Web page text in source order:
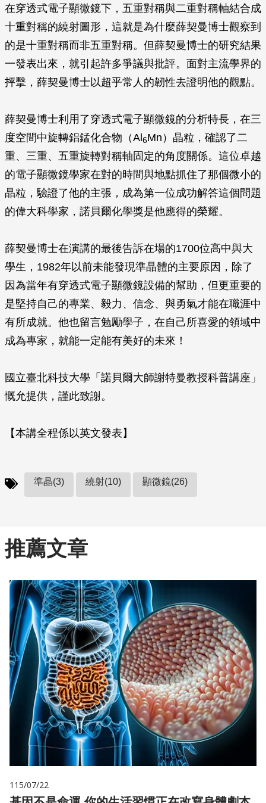
在穿透式電子顯微鏡下，五重對稱與二重對稱軸結合成
十重對稱的繞射圖形，這就是為什麼薛契曼博士觀察到
的是十重對稱而非五重對稱。但薛契曼博士的研究結果
一發表出來，就引起許多爭議與批評。面對主流學界的
抨擊，薛契曼博士以超乎常人的韌性去證明他的觀點。
薛契曼博士利用了穿透式電子顯微鏡的分析特長，在三
度空間中旋轉鋁錳化合物（Al 6Mn）晶粒，確認了二
重、三重、五重旋轉對稱軸固定的角度關係。這位卓越
的電子顯微鏡學家在對的時間與地點抓住了那個微小的
晶粒，驗證了他的主張，成為第一位成功解答這個問題
的偉大科學家，諾貝爾化學獎是他應得的榮耀。
薛契曼博士在演講的最後告訴在場的1700位高中與大
學生，1982年以前未能發現準晶體的主要原因，除了
因為當年有穿透式電子顯微鏡設備的幫助，但更重要的
是堅持自己的專業、毅力、信念、與勇氣才能在職涯中
有所成就。他也留言勉勵學子，在自己所喜愛的領域中
成為專家，就能一定能有美好的未來！
國立臺北科技大學「諾貝爾大師謝特曼教授科普講座」
慨允提供，謹此致謝。
【本講全程係以英文發表】
準晶(3) 繞射(10) 顯微鏡(26)
推薦文章
115/07/22